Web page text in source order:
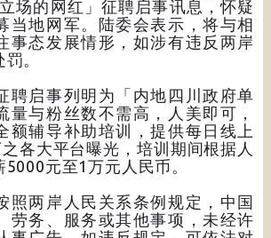
场的网红」征聘启事讯息，怀疑
当地网军。陆委会表示，将与相
事态发展情形，如涉有违反两岸
。
聘启事列明为「内地四川政府单
量与粉丝数不需高，人美即可，
额辅导补助培训，提供每日线上
各大平台曝光，培训期间根据人
元至1万元人民币。
照两岸人民关系条例规定，中国
劳务、服务或其他事项，未经许